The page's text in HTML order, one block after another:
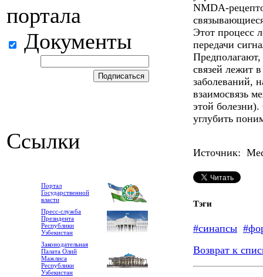
портала
Документы
Ссылки
Портал
Государственной
власти
Пресс-служба
Президента
Республики
Узбекистан
Законодательная
Палата Олий
Мажлиса
Республики
Узбекистан
NMDA-
Этот процесс
передачи
связей лежит
заболеваний,
взаимосвязь
этой
углубить
Источник:
Тэги
#синапсы
Возврат к